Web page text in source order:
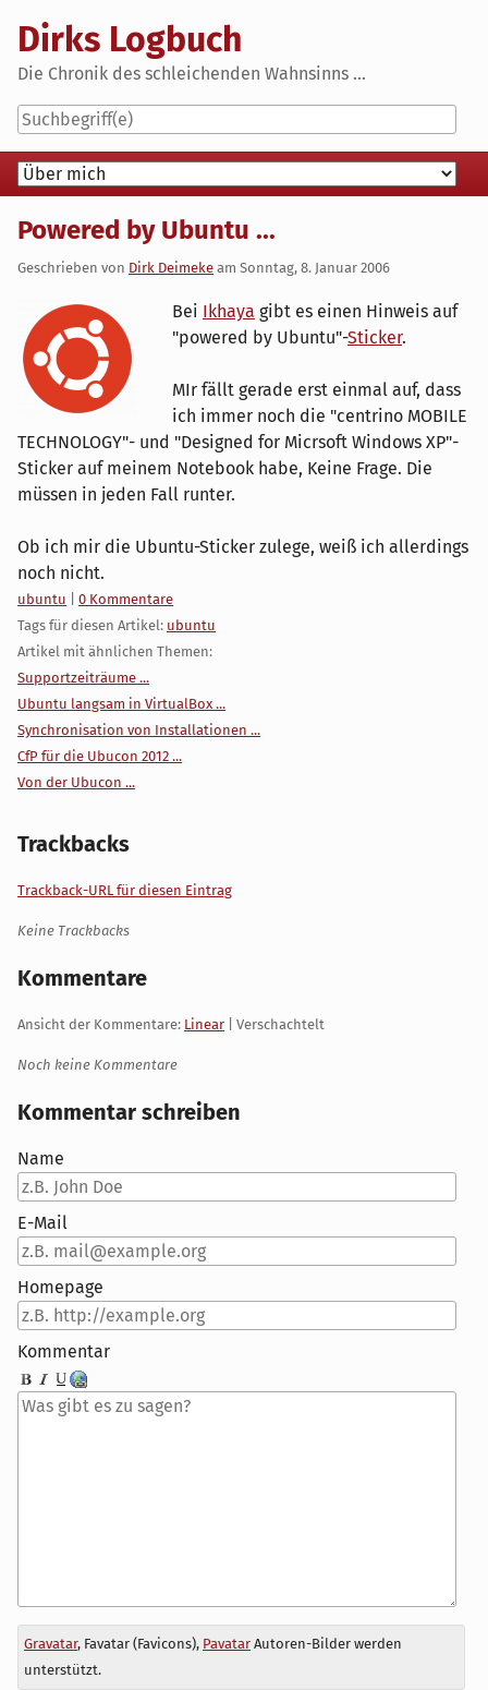
content
Dirks Logbuch
Die Chronik des schleichenden Wahnsinns ...
Navigation
Powered by Ubuntu ...
Geschrieben von Dirk Deimeke am Sonntag, 8. Januar 2006
Bei Ikhaya gibt es einen Hinweis auf
"powered by Ubuntu"-Sticker.
MIr fällt gerade erst einmal auf, dass
ich immer noch die "centrino MOBILE
TECHNOLOGY"- und "Designed for Micrsoft Windows XP"-
Sticker auf meinem Notebook habe, Keine Frage. Die
müssen in jeden Fall runter.
Ob ich mir die Ubuntu-Sticker zulege, weiß ich allerdings
noch nicht.
Kategorien:
ubuntu
0 Kommentare
Tags für diesen Artikel: ubuntu
Artikel mit ähnlichen Themen:
Supportzeiträume ...
Ubuntu langsam in VirtualBox ...
Synchronisation von Installationen ...
CfP für die Ubucon 2012 ...
Von der Ubucon ...
Trackbacks
Trackback-URL für diesen Eintrag
Keine Trackbacks
Kommentare
Ansicht der Kommentare: Linear | Verschachtelt
Noch keine Kommentare
Kommentar schreiben
Name
E-Mail
Homepage
Kommentar
Antwort
zu
Gravatar, Favatar (Favicons), PavatarAutoren-Bilder werden
unterstützt.